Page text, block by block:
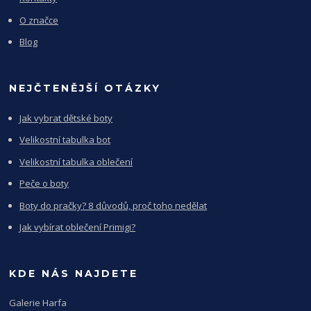
O značce
Blog
NEJČTENĚJŠÍ OTÁZKY
Jak vybrat dětské boty
Velikostní tabulka bot
Velikostní tabulka oblečení
Peče o boty
Boty do pračky? 8 důvodů, proč toho nedělat
Jak vybírat oblečení Primigi?
KDE NÁS NAJDETE
Galerie Harfa